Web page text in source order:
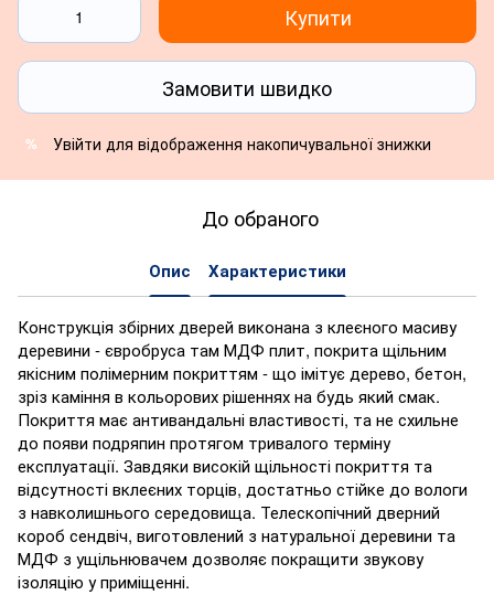
Купити
Замовити швидко
% Увійти для відображення накопичувальної знижки
До обраного
Опис Характеристики
Конструкція збірних дверей виконана з клеєного масиву
деревини - євробруса там МДФ плит, покрита щільним
якісним полімерним покриттям - що імітує дерево, бетон,
зріз каміння в кольорових рішеннях на будь який смак.
Покриття має антивандальні властивості, та не схильне
до появи подряпин протягом тривалого терміну
експлуатації. Завдяки високій щільності покриття та
відсутності вклеєних торців, достатньо стійке до вологи
з навколишнього середовища. Телескопічний дверний
короб сендвіч, виготовлений з натуральної деревини та
МДФ з ущільнювачем дозволяє покращити звукову
ізоляцію у приміщенні.